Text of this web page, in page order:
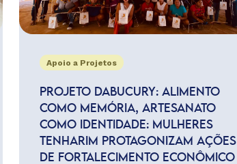
Apoio a Projetos
PROJETO DABUCURY: ALIMENTO
COMO MEMÓRIA, ARTESANATO
COMO IDENTIDADE: MULHERES
TENHARIM PROTAGONIZAM AÇÕES
DE FORTALECIMENTO ECONÔMICO